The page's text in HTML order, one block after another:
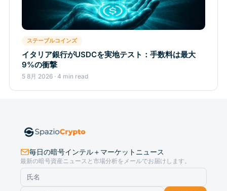
ステーブルコインズ
イタリア銀行がUSDCを実地テスト：手数料は最大
9%の衝撃
5 8月 2026 · 4 min read
毎日の暗号インテル＋マーケットニュース
最新の暗号資産ニュースと市場分析をメールでお届けします。